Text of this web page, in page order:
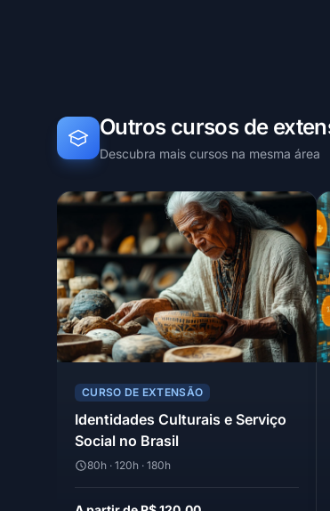
Outros cursos de
Descubra mais cursos na mesma área
CURSO DE EXTENSÃO
Identidades Culturais e Serviço
Social no Brasil
80h · 120h · 180h